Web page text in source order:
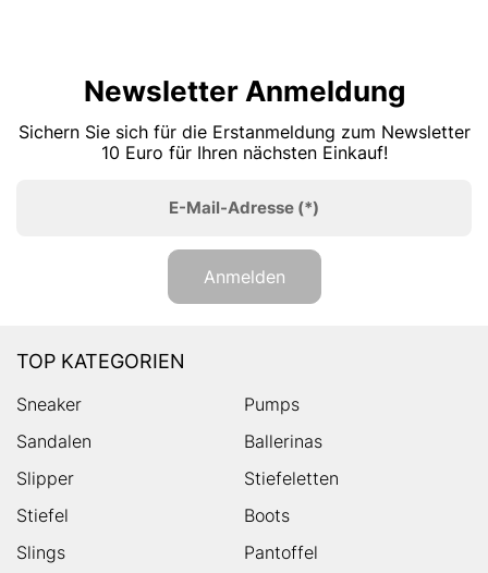
Newsletter Anmeldung
Sichern Sie sich für die Erstanmeldung zum Newsletter
10 Euro für Ihren nächsten Einkauf!
E-Mail-Adresse (*)
Anmelden
TOP KATEGORIEN
Sneaker
Pumps
Sandalen
Ballerinas
Slipper
Stiefeletten
Stiefel
Boots
Slings
Pantoffel